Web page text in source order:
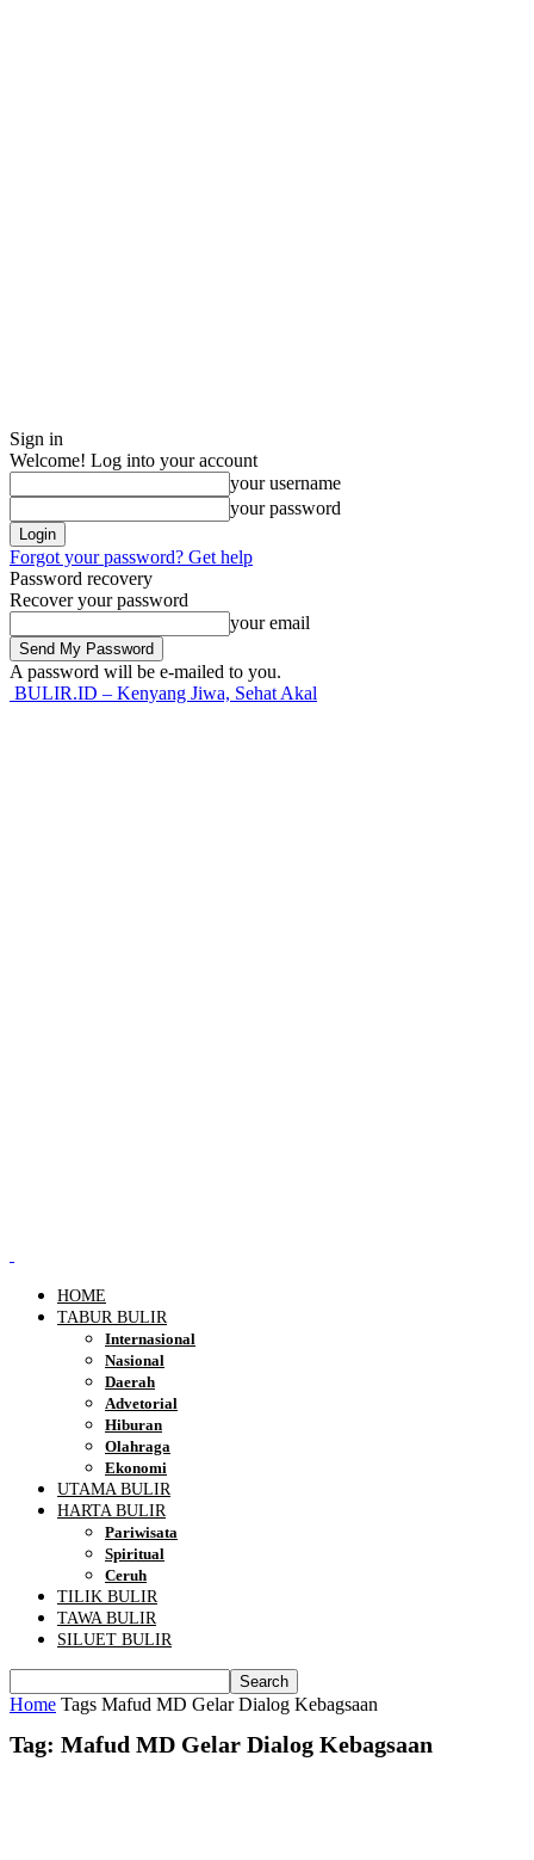
Sign in
Welcome! Log into your account
your username
your password
Forgot your password? Get help
Password recovery
Recover your password
your email
A password will be e-mailed to you.
BULIR.ID – Kenyang Jiwa, Sehat Akal
HOME
TABUR BULIR
Internasional
Nasional
Daerah
Advetorial
Hiburan
Olahraga
Ekonomi
UTAMA BULIR
HARTA BULIR
Pariwisata
Spiritual
Ceruh
TILIK BULIR
TAWA BULIR
SILUET BULIR
Home Tags Mafud MD Gelar Dialog Kebagsaan
Tag: Mafud MD Gelar Dialog Kebagsaan